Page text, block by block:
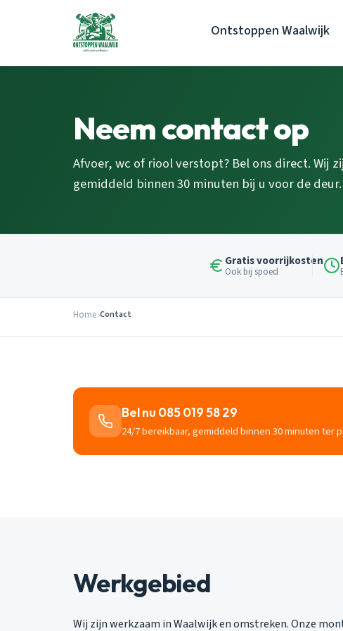
Ontstoppen Waalwijk
Neem contact op
Afvoer, wc of riool verstopt? Bel ons direct. Wij
gemiddeld binnen 30 minuten bij u voor de deur.
Gratis voorrijkosten
Ook bij spoed
Home Contact
Bel nu 085 019 58 29
24/7 bereikbaar, gemiddeld binnen 30 minuten ter
Werkgebied
Wij zijn werkzaam in Waalwijk en omstreken. Onze